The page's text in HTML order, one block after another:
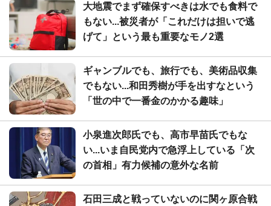
大地震でまず確保すべきは水でも食料で
もない...被災者が「これだけは担いで逃
げて」という最も重要なモノ2選
ギャンブルでも、旅行でも、美術品収集
でもない...和田秀樹が手を出すなという
「世の中で一番金のかかる趣味」
小泉進次郎氏でも、高市早苗氏でもな
い...いま自民党内で急浮上している「次
の首相」有力候補の意外な名前
石田三成と戦っていないのに関ヶ原合戦